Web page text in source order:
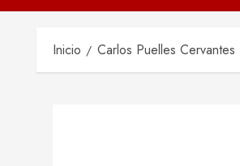
Inicio Carlos Puelles Cervantes